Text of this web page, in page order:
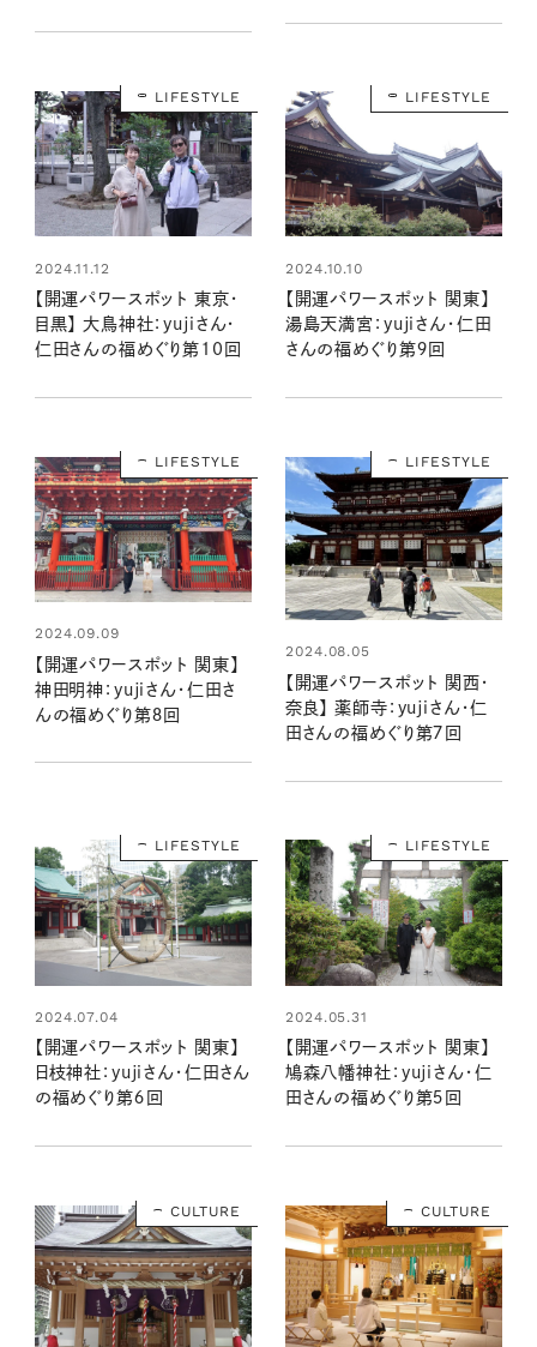
ア
LIFESTYLE
2024.11.12
【開運パワースポット 東京・
目黒】 大鳥神社：yujiさん・
仁田さんの福めぐり第10回
LIFESTYLE
2024.10.10
【開運パワースポット 関東】
湯島天満宮：yujiさん・仁田
さんの福めぐり第９回
LIFESTYLE
2024.09.09
【開運パワースポット 関東】
神田明神：yujiさん・仁田さ
んの福めぐり第８回
LIFESTYLE
2024.08.05
【開運パワースポット 関西・
奈良】 薬師寺：yujiさん・仁
田さんの福めぐり第７回
LIFESTYLE
2024.07.04
【開運パワースポット 関東】
日枝神社：yujiさん・仁田さん
の福めぐり第６回
LIFESTYLE
2024.05.31
【開運パワースポット 関東】
鳩森八幡神社：yujiさん・仁
田さんの福めぐり第５回
CULTURE CULTURE